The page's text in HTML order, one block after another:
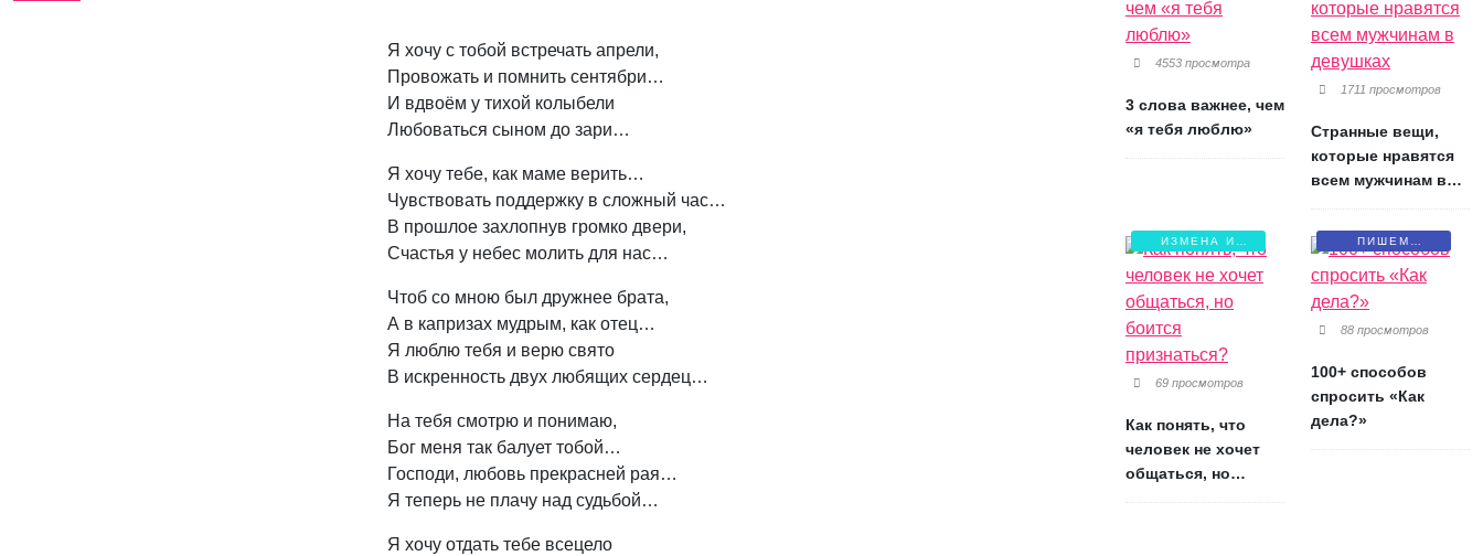
Я хочу с тобой встречать апрели,
Провожать и помнить сентябри…
И вдвоём у тихой колыбели
Любоваться сыном до зари…
Я хочу тебе, как маме верить…
Чувствовать поддержку в сложный час…
В прошлое захлопнув громко двери,
Счастья у небес молить для нас…
Чтоб со мною был дружнее брата,
А в капризах мудрым, как отец…
Я люблю тебя и верю свято
В искренность двух любящих сердец…
На тебя смотрю и понимаю,
Бог меня так балует тобой…
Господи, любовь прекрасней рая…
Я теперь не плачу над судьбой…
Я хочу отдать тебе всецело
ЛЮБОВЬ?
4553 просмотра
3 слова важнее, чем
«я тебя люблю»
1711 просмотров
Странные вещи,
которые нравятся
всем мужчинам в
ИЗМЕНА И
БОЛЬ
69 просмотров
Как понять, что
человек не хочет
общаться, но
ПИШЕМ
ПИСЬМА
88 просмотров
100+ способов
спросить «Как
дела?»